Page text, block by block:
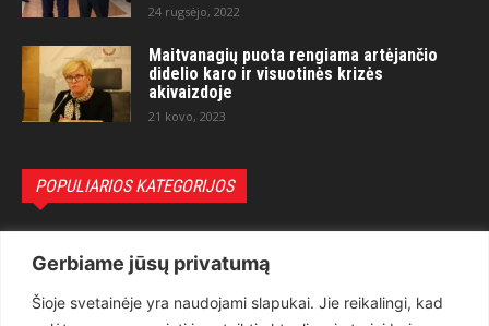
Gerbiame jūsų privatumą
Šioje svetainėje yra naudojami slapukai. Jie reikalingi, kad
24 rugsėjo, 2022
Maitvanagių puota rengiama artėjančio
didelio karo ir visuotinės krizės
akivaizdoje
21 kovo, 2023
POPULIARIOS KATEGORIJOS
Teisėsauga
1497